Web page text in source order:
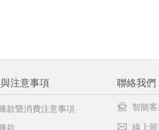
相同，細節或訂購流程指引，請瀏
注意事項
款暨消費注意事項
款
聯絡我們
智能
線上